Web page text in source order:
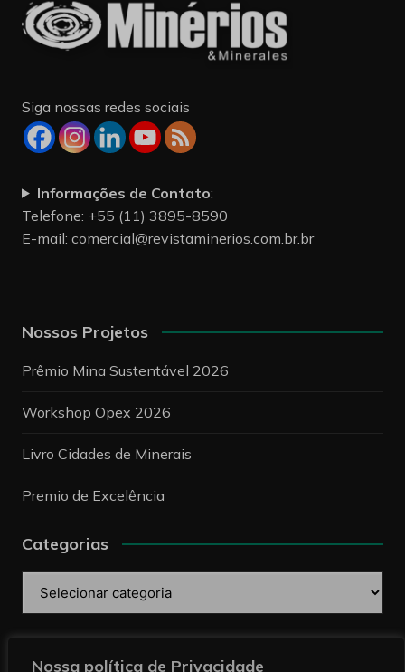
Nossa política de Privacidade
Siga nossas redes sociais
Informações de Contato:
Telefone: +55 (11) 3895-8590
E-mail: comercial@revistaminerios.com.br.br
Nossos Projetos
Prêmio Mina Sustentável 2026
Workshop Opex 2026
Livro Cidades de Minerais
Premio de Excelência
Categorias